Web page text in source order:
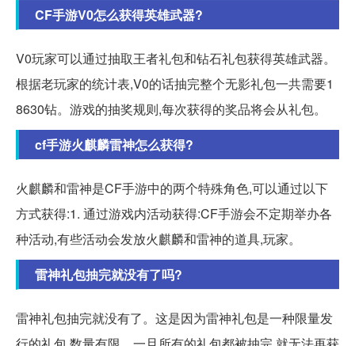
CF手游V0怎么获得英雄武器?
V0玩家可以通过抽取王者礼包和钻石礼包获得英雄武器。
根据老玩家的统计表,V0的话抽完整个无影礼包一共需要1
8630钻。游戏的抽奖规则,每次获得的奖品将会从礼包。
cf手游火麒麟雷神怎么获得?
火麒麟和雷神是CF手游中的两个特殊角色,可以通过以下
方式获得:1. 通过游戏内活动获得:CF手游会不定期举办各
种活动,有些活动会发放火麒麟和雷神的道具,玩家。
雷神礼包抽完就没有了吗?
雷神礼包抽完就没有了。这是因为雷神礼包是一种限量发